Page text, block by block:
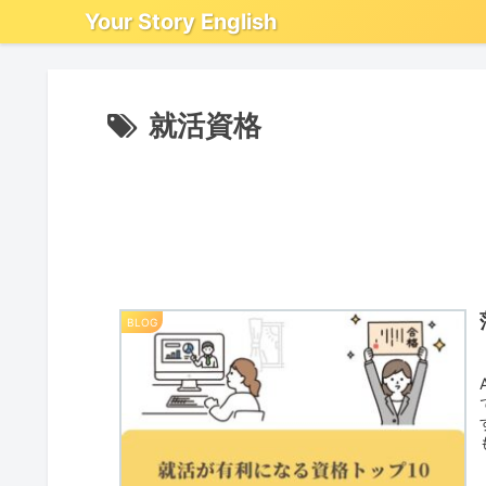
Your Story English
就活資格
BLOG